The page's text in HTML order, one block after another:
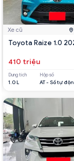
Xe cũ
Toyota Raize 1.0
410 triệu
Dung tích
1.0 L
Hộp số
AT - Số tự